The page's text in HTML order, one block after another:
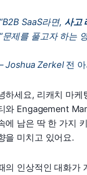
SaaS라면, 사고
문제를 풀고자 하는
Joshua Zerkel전 아
하세요, 리캐치 마
와 Engagement
에 남은 딱 한 가지
을 미치고 있어요.
의 인상적인 대화가